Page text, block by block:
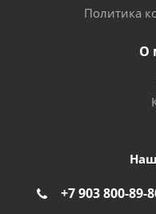
Политика
О
+7 903 800-89-